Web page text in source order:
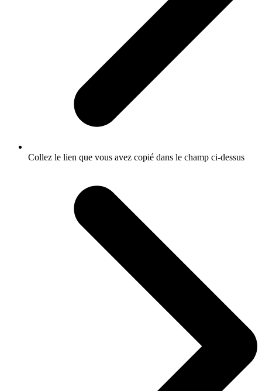
Collez le lien que vous avez copié dans le champ ci-dessus